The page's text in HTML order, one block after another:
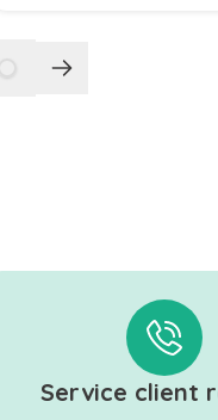
Service client